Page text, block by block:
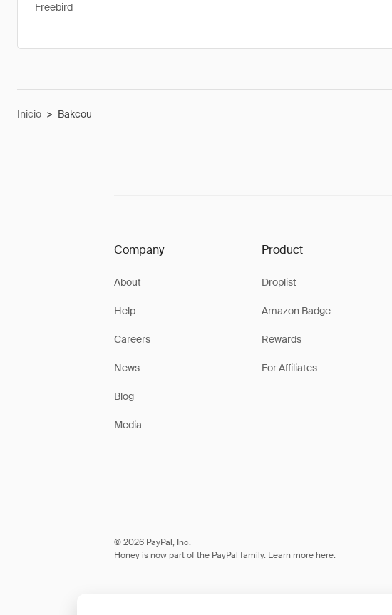
Freebird
Inicio > Bakcou
Company
About
Help
Careers
News
Blog
Media
Product
Droplist
Amazon Badge
Rewards
For Affiliates
© 2026 PayPal, Inc.
Honey is now part of the PayPal family. Learn more here.